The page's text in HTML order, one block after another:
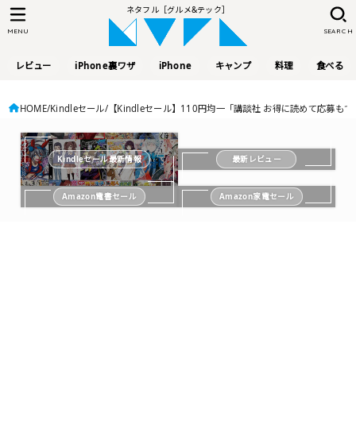
ネタフル［グルメ&テック］
レビュー iPhone裏ワザ iPhone キャンプ 料理 食べる
SEARCH
MENU
HOME Kindleセール 【Kindleセール】110円均一「講談社 お得に読めて応募も
Kindleセール最新情報 最新レビュー
Amazon電書セール Amazon家電セール